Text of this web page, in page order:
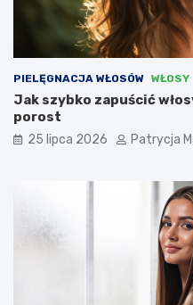
PIELĘGNACJA WŁOSÓW WŁOSY
Jak szybko zapuścić
porost
25 lipca 2026 Patrycja